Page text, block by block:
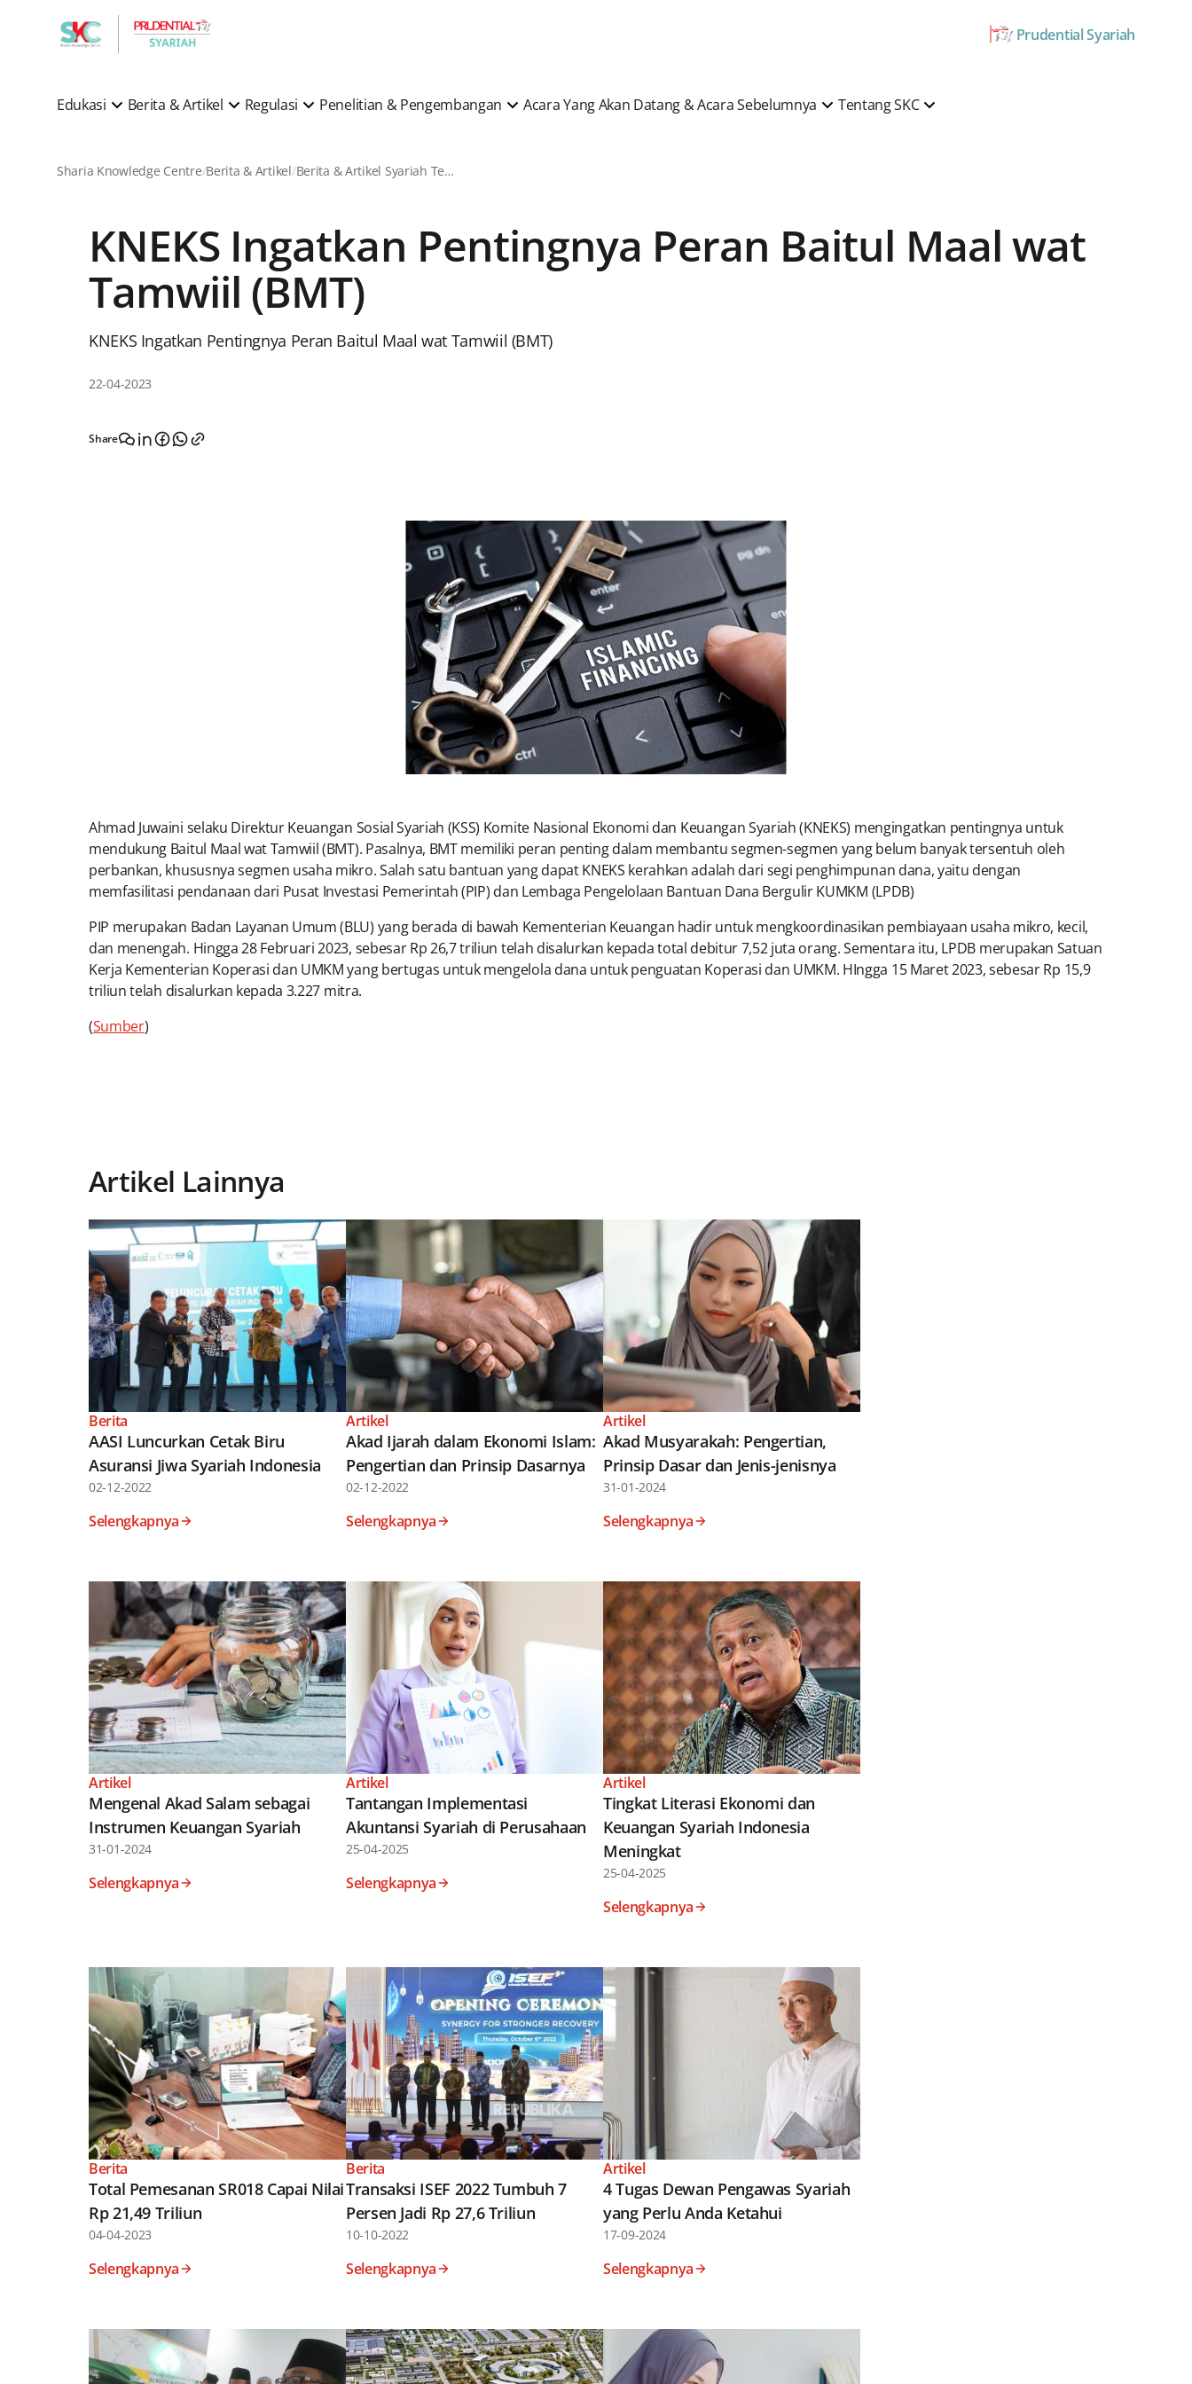
Prudential Syariah
Edukasi Berita & Artikel Regulasi Penelitian & Pengembangan Acara Yang Akan Datang & Acara Sebelumnya Tentang SKC
Sharia Knowledge Centre Berita & Artikel Berita & Artikel Syariah Terkini
KNEKS Ingatkan Pentingnya Peran Baitul Maal wat
Tamwiil (BMT)
KNEKS Ingatkan Pentingnya Peran Baitul Maal wat Tamwiil (BMT)
22-04-2023
Share
Ahmad Juwaini selaku Direktur Keuangan Sosial Syariah (KSS) Komite Nasional Ekonomi dan Keuangan Syariah (KNEKS) mengingatkan pentingnya untuk
mendukung Baitul Maal wat Tamwiil (BMT). Pasalnya, BMT memiliki peran penting dalam membantu segmen-segmen yang belum banyak tersentuh oleh
perbankan, khususnya segmen usaha mikro. Salah satu bantuan yang dapat KNEKS kerahkan adalah dari segi penghimpunan dana, yaitu dengan
memfasilitasi pendanaan dari Pusat Investasi Pemerintah (PIP) dan Lembaga Pengelolaan Bantuan Dana Bergulir KUMKM (LPDB)
PIP merupakan Badan Layanan Umum (BLU) yang berada di bawah Kementerian Keuangan hadir untuk mengkoordinasikan pembiayaan usaha mikro, kecil,
dan menengah. Hingga 28 Februari 2023, sebesar Rp 26,7 triliun telah disalurkan kepada total debitur 7,52 juta orang. Sementara itu, LPDB merupakan Satuan
Kerja Kementerian Koperasi dan UMKM yang bertugas untuk mengelola dana untuk penguatan Koperasi dan UMKM. HIngga 15 Maret 2023, sebesar Rp 15,9
triliun telah disalurkan kepada 3.227 mitra.
(Sumber)
Artikel Lainnya
Berita
AASI Luncurkan Cetak Biru
Asuransi Jiwa Syariah Indonesia
02-12-2022
Selengkapnya
Artikel
Akad Ijarah dalam Ekonomi Islam:
Pengertian dan Prinsip Dasarnya
02-12-2022
Selengkapnya
Artikel
Akad Musyarakah: Pengertian,
Prinsip Dasar dan Jenis-jenisnya
31-01-2024
Selengkapnya
Artikel
Mengenal Akad Salam sebagai
Instrumen Keuangan Syariah
31-01-2024
Selengkapnya
Artikel
Tantangan Implementasi
Akuntansi Syariah di Perusahaan
25-04-2025
Selengkapnya
Artikel
Tingkat Literasi Ekonomi dan
Keuangan Syariah Indonesia
Meningkat
25-04-2025
Selengkapnya
Berita
Total Pemesanan SR018 Capai Nilai
Rp 21,49 Triliun
04-04-2023
Selengkapnya
Berita
Transaksi ISEF 2022 Tumbuh 7
Persen Jadi Rp 27,6 Triliun
10-10-2022
Selengkapnya
Artikel
4 Tugas Dewan Pengawas Syariah
yang Perlu Anda Ketahui
17-09-2024
Selengkapnya